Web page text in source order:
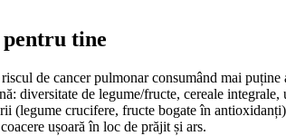
tine
de cancer pulmonar consumând mai
diversitate de legume/fructe, cereale integrale,
(legume crucifere, fructe bogate în
ușoară în loc de prăjit și ars.